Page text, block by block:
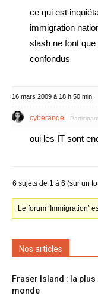
ce qui est
immigration
slash ne font
confondus
16 mars 2009 à 18 h 50 min
cyberange Participant
oui les IT sont
6 sujets de 1 à 6 (sur un
Le forum ‘Immigration’
Nos articles
Fraser Island : la
monde